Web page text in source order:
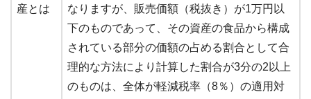
産とは
なりますが、販売価額（税抜き）が1万円以
下のものであって、その資産の食品から構成
されている部分の価額の占める割合として合
理的な方法により計算した割合が3分の2以上
のものは、全体が軽減税率（8％）の適用対